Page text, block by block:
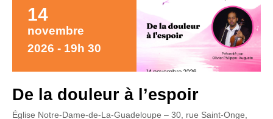
14
novembre
2026 - 19h 30
De la douleur à l’espoir
Église Notre-Dame-de-La-Guadeloupe – 30, rue Saint-Onge,